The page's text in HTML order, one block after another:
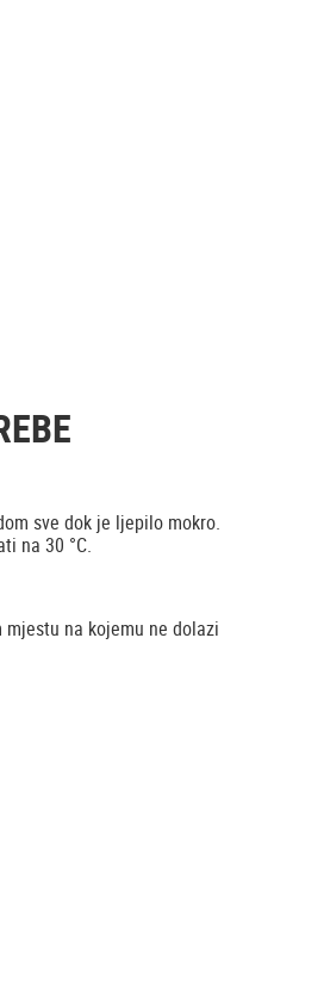
sve dok je ljepilo mokro.
na 30 °C.
na kojemu ne dolazi